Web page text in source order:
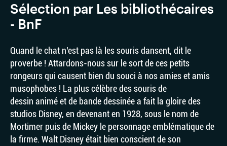
Sélection par Les bibliothécaires
- BnF
Quand le chat n’est pas là les souris dansent, dit le
proverbe ! Attardons-nous sur le sort de ces petits
rongeurs qui causent bien du souci à nos amies et amis
musophobes ! La plus célèbre des souris de
dessin animé et de bande dessinée a fait la gloire des
studios Disney, en devenant en 1928, sous le nom de
Mortimer puis de Mickey le personnage emblématique de
la firme. Walt Disney était bien conscient de son